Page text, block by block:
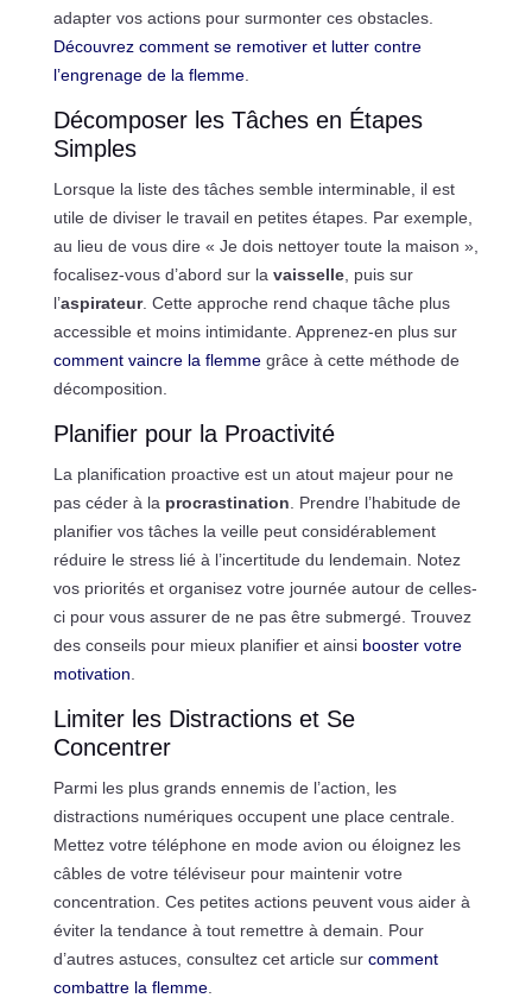
adapter vos actions pour surmonter ces obstacles.
Découvrez comment se remotiver et lutter contre
l’engrenage de la flemme.
Décomposer les Tâches en Étapes
Simples
Lorsque la liste des tâches semble interminable, il est
utile de diviser le travail en petites étapes. Par exemple,
au lieu de vous dire « Je dois nettoyer toute la maison »,
focalisez-vous d’abord sur la vaisselle, puis sur
l’aspirateur. Cette approche rend chaque tâche plus
accessible et moins intimidante. Apprenez-en plus sur
comment vaincre la flemmegrâce à cette méthode de
décomposition.
Planifier pour la Proactivité
La planification proactive est un atout majeur pour ne
pas céder à la procrastination . Prendre l’habitude de
planifier vos tâches la veille peut considérablement
réduire le stress lié à l’incertitude du lendemain. Notez
vos priorités et organisez votre journée autour de celles-
ci pour vous assurer de ne pas être submergé. Trouvez
des conseils pour mieux planifier et ainsi booster votre
motivation
Limiter les Distractions et Se
Concentrer
Parmi les plus grands ennemis de l’action, les
distractions numériques occupent une place centrale.
Mettez votre téléphone en mode avion ou éloignez les
câbles de votre téléviseur pour maintenir votre
concentration. Ces petites actions peuvent vous aider à
éviter la tendance à tout remettre à demain. Pour
d’autres astuces, consultez cet article sur comment
combattre la flemme.